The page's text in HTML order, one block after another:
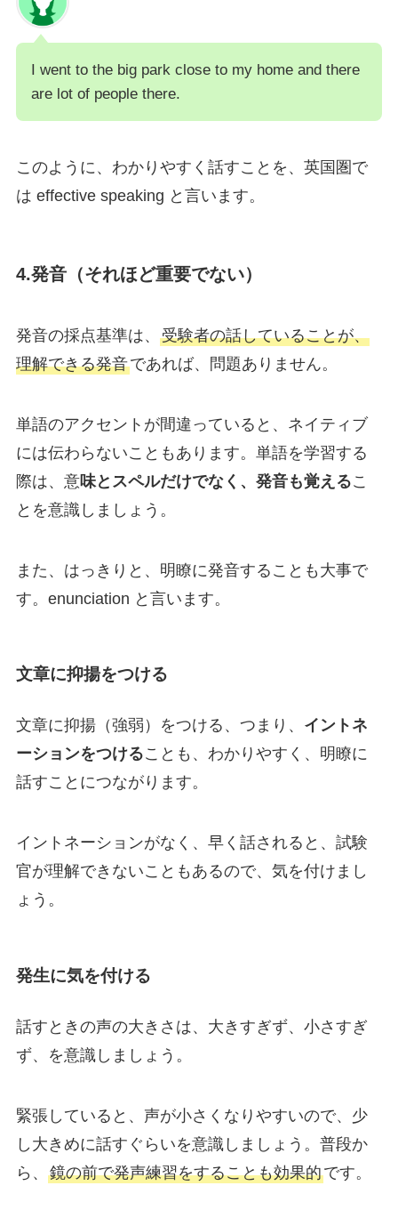
I went to the big park close to my home and there
are lot of people there.
このように、わかりやすく話すことを、英国圏で
は effective speaking と言います。
4.発音（それほど重要でない）
発音の採点基準は、 受験者の話していることが、
理解できる発音であれば、問題ありません。
単語のアクセントが間違っていると、ネイティブ
には伝わらないこともあります。単語を学習する
際は、意味とスペルだけでなく、発音も覚えるこ
とを意識しましょう。
また、はっきりと、明瞭に発音することも大事で
す。enunciation と言います。
文章に抑揚をつける
文章に抑揚（強弱）をつける、つまり、 イントネ
ーションをつけることも、わかりやすく、明瞭に
話すことにつながります。
イントネーションがなく、早く話されると、試験
官が理解できないこともあるので、気を付けまし
ょう。
発生に気を付ける
話すときの声の大きさは、大きすぎず、小さすぎ
ず、を意識しましょう。
緊張していると、声が小さくなりやすいので、少
し大きめに話すぐらいを意識しましょう。普段か
ら、 鏡の前で発声練習をすることも効果的です。